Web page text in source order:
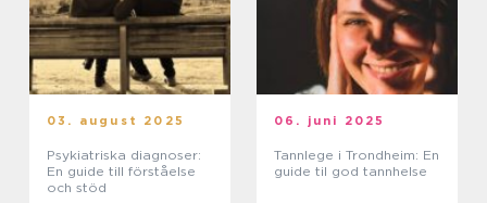
03. august 2025
Psykiatriska diagnoser:
En guide till förståelse
och stöd
06. juni 2025
Tannlege i Trondheim: En
guide til god tannhelse